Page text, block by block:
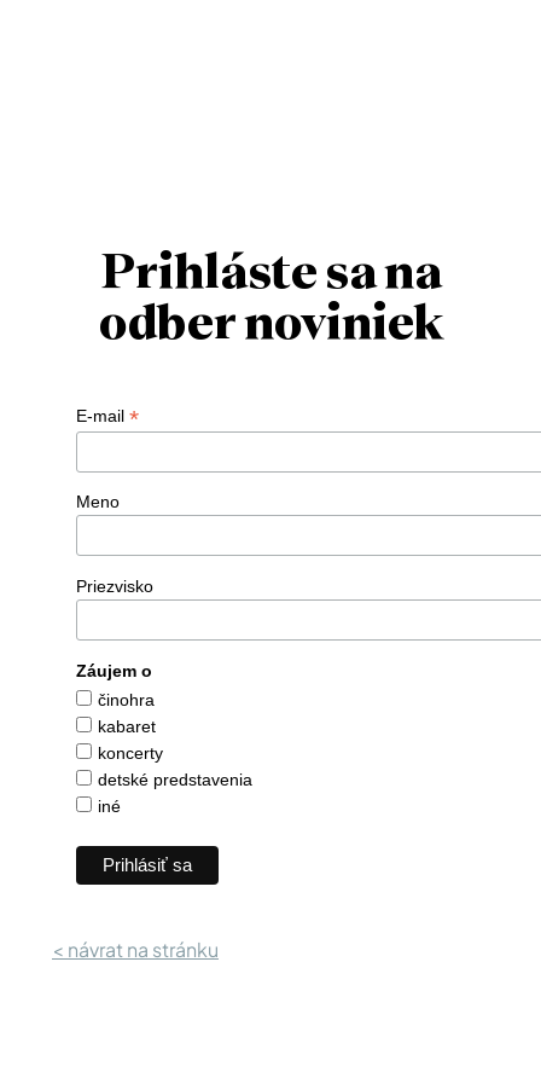
Prihláste sa na
odber noviniek
E-mail *
Meno
Priezvisko
Záujem o
činohra
kabaret
koncerty
detské predstavenia
iné
< návrat na stránku